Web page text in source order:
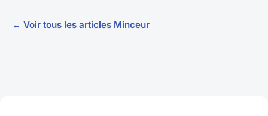
← Voir tous les articles Minceur